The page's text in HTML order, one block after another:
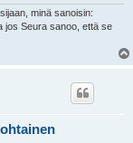
minä sanoisin:
jos Seura sanoo, että se